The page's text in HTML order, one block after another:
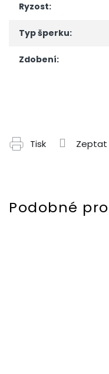
Ryzost:
Typ šperku:
Zdobení:
Tisk Zeptat